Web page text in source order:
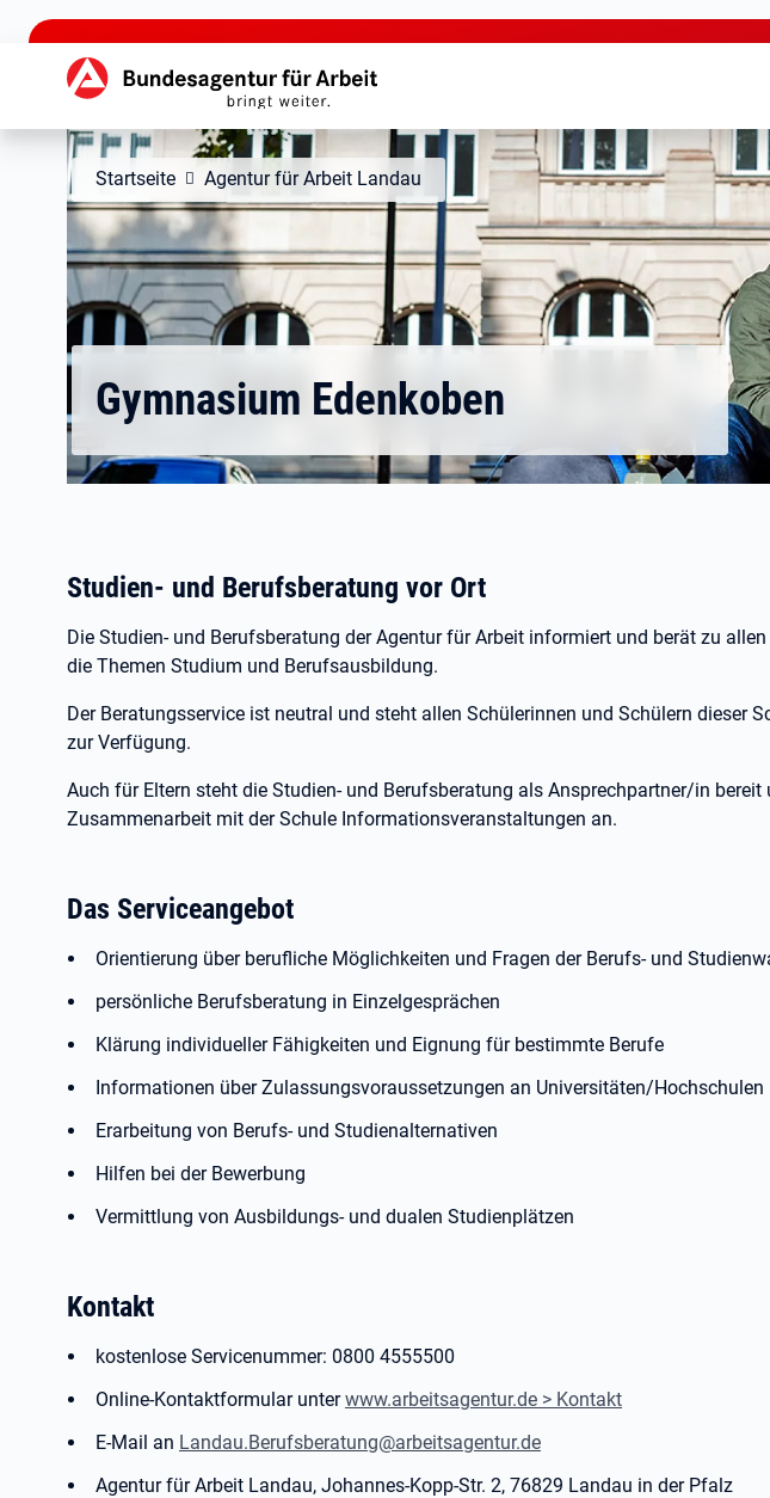
zu den Hauptinhalten springen
Hauptnavigation
Startseite Agentur für Arbeit Landau
Gymnasium Edenkoben
Studien- und Berufsberatung vor Ort
Die Studien- und Berufsberatung der Agentur für Arbeit informiert und berät zu
die Themen Studium und Berufsausbildung.
Der Beratungsservice ist neutral und steht allen Schülerinnen und Schülern dieser
zur Verfügung.
Auch für Eltern steht die Studien- und Berufsberatung als Ansprechpartner/in bereit
Zusammenarbeit mit der Schule Informationsveranstaltungen an.
Das Serviceangebot
Orientierung über berufliche Möglichkeiten und Fragen der Berufs- und
persönliche Berufsberatung in Einzelgesprächen
Klärung individueller Fähigkeiten und Eignung für bestimmte Berufe
Informationen über Zulassungsvoraussetzungen an Universitäten/Hochschulen
Erarbeitung von Berufs- und Studienalternativen
Hilfen bei der Bewerbung
Vermittlung von Ausbildungs- und dualen Studienplätzen
Kontakt
kostenlose Servicenummer: 0800 4555500
Online-Kontaktformular unterwww.arbeitsagentur.de > Kontakt
E-Mail an Landau.Berufsberatung@arbeitsagentur.de
Agentur für Arbeit Landau, Johannes-Kopp-Str. 2, 76829 Landau in der Pfalz